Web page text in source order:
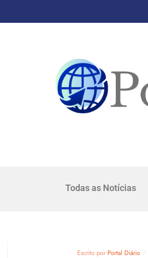
Todas as Notícias
Escrito por Portal Diário •